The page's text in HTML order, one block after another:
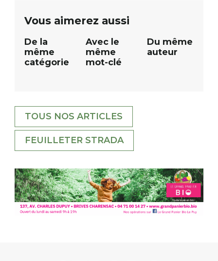
12h à […]
Vous aimerez aussi
De la
même
catégorie
Avec le
même
mot-clé
Du même
auteur
TOUS NOS ARTICLES
FEUILLETER STRADA